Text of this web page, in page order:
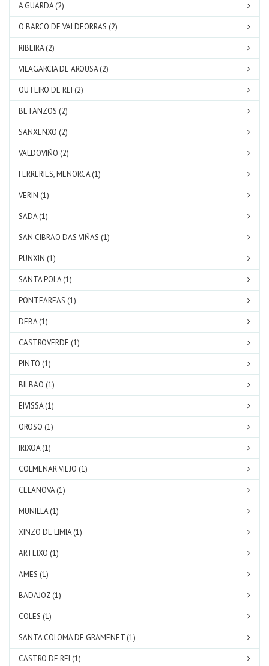
A GUARDA (2)
O BARCO DE VALDEORRAS (2)
RIBEIRA (2)
VILAGARCIA DE AROUSA (2)
OUTEIRO DE REI (2)
BETANZOS (2)
SANXENXO (2)
VALDOVIÑO (2)
FERRERIES, MENORCA (1)
VERIN (1)
SADA (1)
SAN CIBRAO DAS VIÑAS (1)
PUNXIN (1)
SANTA POLA (1)
PONTEAREAS (1)
DEBA (1)
CASTROVERDE (1)
PINTO (1)
BILBAO (1)
EIVISSA (1)
OROSO (1)
IRIXOA (1)
COLMENAR VIEJO (1)
CELANOVA (1)
MUNILLA (1)
XINZO DE LIMIA (1)
ARTEIXO (1)
AMES (1)
BADAJOZ (1)
COLES (1)
SANTA COLOMA DE GRAMENET (1)
CASTRO DE REI (1)